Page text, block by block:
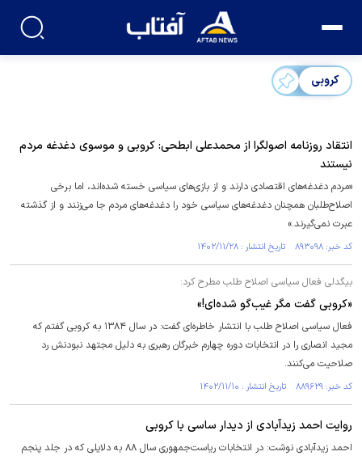
کروبی
انتقاد روزنامه اصولگرا از محمدعلی ابطحی: کروبی و موسوی دغدغه مردم
نیستند
«مردم دغدغه‌های اقتصادی دارند و از بازی‌های سیاسی خسته شده‌اند، اما برخی
اصلاح‌طلبان همچنان دغدغه‌های سیاسی خود را دغدغه‌های مردم جا می‌زنند و از گذشته
عبرت نمی‌گیرند.»
کد خبر: ۸۹۳۰۹۸ تاریخ انتشار : ۱۴۰۲/۱۱/۲۸
بیگدلی فعال سیاسی اصلاح طلب مطرح کرد:
«کروبی گفت مگر غیب‌گو شده‌ای!»
فعال سیاسی اصلاح طلب با انتشار خاطره‌ای گفت: در سال ۱۳۸۴ به کروبی گفتم که
مجید انصاری را در انتخابات دوره چهارم خبرگان رهبری به دلیل مجتهد نبودنش رد
صلاحیت می‌کنند.
کد خبر: ۸۸۹۶۲۹ تاریخ انتشار : ۱۴۰۲/۱۱/۱۰
روایت احمد زیدآبادی از دیدار ساسی با کروبی
احمد زیدآبادی نوشت: در انتخابات ریاست‌جمهوری سال ۸۸ به دلایلی که در جلد پنجم